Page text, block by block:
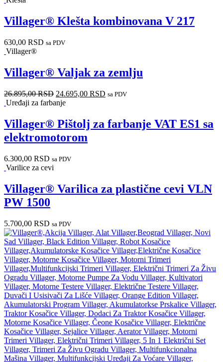
Villager® Klešta kombinovana V 217
630,00 RSD sa PDV
Villager®
Villager® Valjak za zemlju
26.895,00RSD 24.695,00 RSD sa PDV
Uređaji za farbanje
Villager® Pištolj za farbanje VAT ES1 sa
elektromotorom
6.300,00 RSD sa PDV
Varilice za cevi
Villager® Varilica za plastične cevi VLN
PW 1500
5.700,00 RSD sa PDV